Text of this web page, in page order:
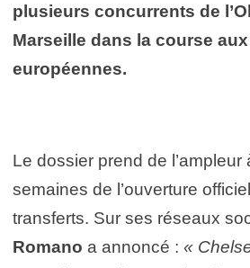
plusieurs concurrents de
Marseille dans la course
européennes.
Le dossier prend de l’ampleur
semaines de l’ouverture
transferts. Sur ses réseaux
Romano a annoncé : «